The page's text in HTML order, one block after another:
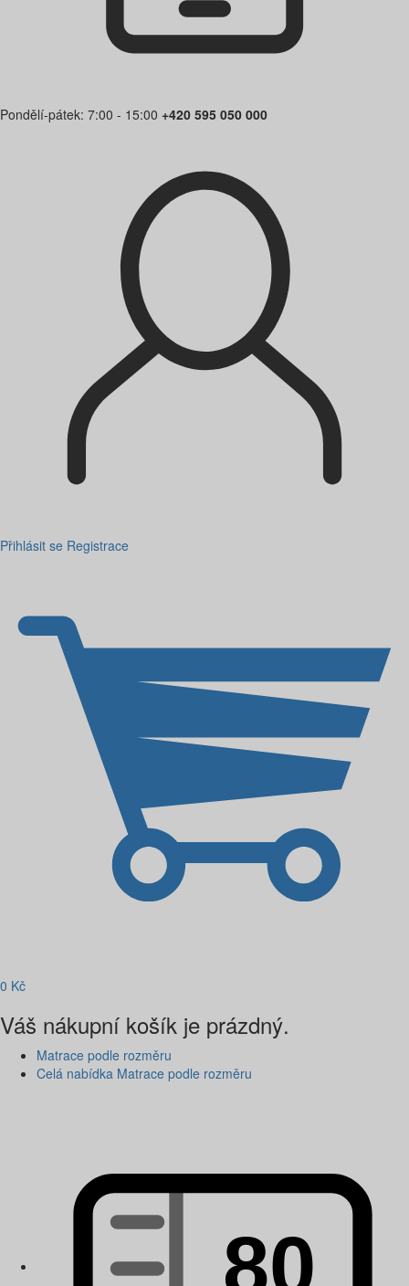
Pondělí-pátek: 7:00 - 15:00 +420 595 050 000
Přihlásit se Registrace
0 Kč
Váš nákupní košík je prázdný.
Matrace podle rozměru
Celá nabídka Matrace podle rozměru